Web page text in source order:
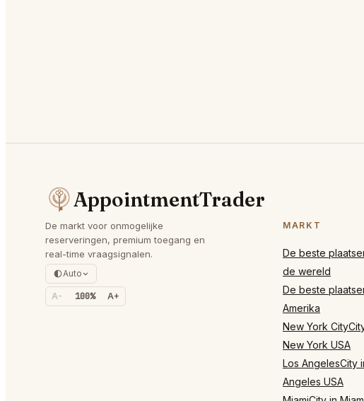
AppointmentTrader
De markt voor onmogelijke
reserveringen, premium toegang en
real-time vraagsignalen.
Auto
A- 100% A+
MARKT
De beste
de wereld
De beste
Amerika
New York
New York USA
Los AngelesCity
Angeles USA